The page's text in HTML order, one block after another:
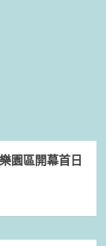
園區開幕首日